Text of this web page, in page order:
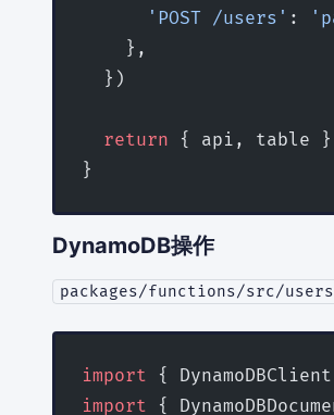
      'POST /users'
:
    },
  })
  return
{ api, table }
}
DynamoDB操作
packages/functions/src/
import {
import {